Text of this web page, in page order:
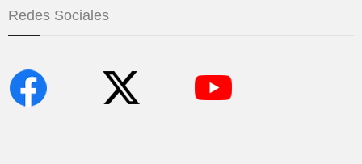
Redes Sociales